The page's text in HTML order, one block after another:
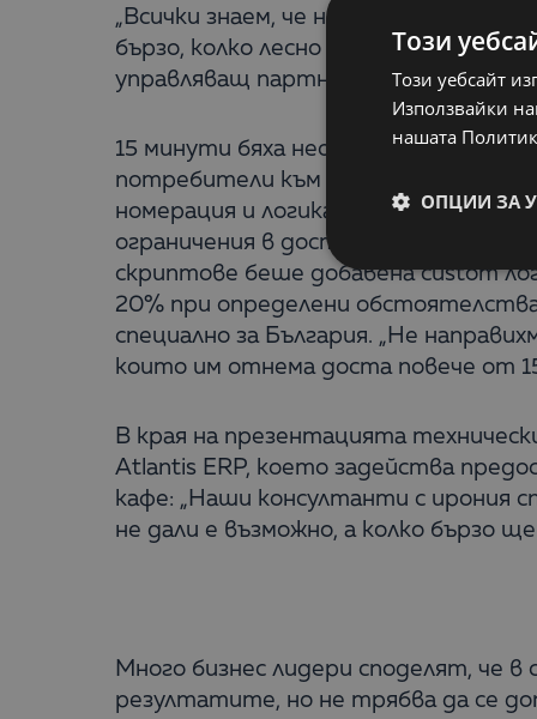
„Всички знаем, че няма невъзможни
бързо, колко лесно и от кого могат
управляващ партньор на Balkan
15 минути бяха необходими на
потребители към отдела със
номерация и логика на
ограничения в достъпните групи
скриптове беше добавена custom
20% при определени
специално за България. „Не
които им отнема доста повече от
В края на презентацията
Atlantis ERP, което задейства
кафе: „Наши консултанти с ирония
не дали е възможно, а колко бързо
Много бизнес лидери споделят, че
резултатите, но не трябва да се
Този
Този уебсайт
Използвайки
нашата
ОПЦИИ ЗА